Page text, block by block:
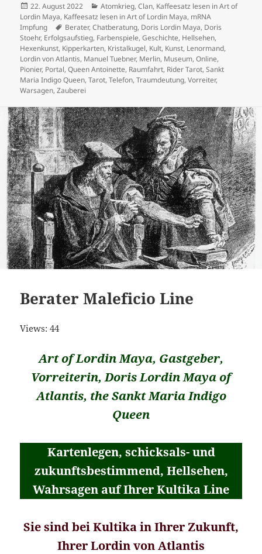
Veröffentlicht
am
22. August 2022 Kategorien
Atomkrieg,Clan, Kaffeesatz lesen in Art of
Lordin Maya, Kaffeesatz lesen in Art of Lordin Maya, mRNA
Impfung
Schlagwörter
Berater,Chatberatung, Doris Lordin Maya, Doris
Stoehr, Erfolgsaufstieg, Farbenspiele,Geschichte, Hellsehen,
Hexenkunst, Kipperkarten, Kristalkugel, Kult, Kunst, Lenormand,
Lordin von Atlantis, Manuel Tuebner, Merlin, Museum,Online,
Pionier, Portal,Queen Antoinette, Raumfahrt, Rider Tarot,Sankt
Maria Indigo Queen,Tarot,Telefon,Traumdeutung,Vorreiter,
Warsagen,Zauberei
Berater Maleficio Line
Views: 44
Art of Lordin Maya, Gastgeber,
Vorreiterin, Doris Lordin Maya of
Atlantis, the Sankt Maria Indigo
Queen
Kartenlegen, schicksals- und
zukunftsbestimmend, Hellsehen,
Wahrsagen auf Ihrer KultikaLine
Sie sind bei Kultika in Ihrer Zukunft,
Ihrer Lordin von Atlantis